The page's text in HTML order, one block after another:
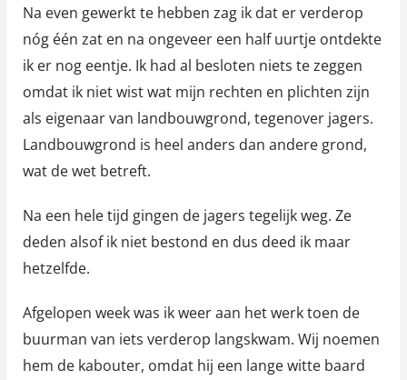
Na even gewerkt te hebben zag ik dat er verderop
nóg één zat en na ongeveer een half uurtje ontdekte
ik er nog eentje. Ik had al besloten niets te zeggen
omdat ik niet wist wat mijn rechten en plichten zijn
als eigenaar van landbouwgrond, tegenover jagers.
Landbouwgrond is heel anders dan andere grond,
wat de wet betreft.
Na een hele tijd gingen de jagers tegelijk weg. Ze
deden alsof ik niet bestond en dus deed ik maar
hetzelfde.
Afgelopen week was ik weer aan het werk toen de
buurman van iets verderop langskwam. Wij noemen
hem de kabouter, omdat hij een lange witte baard